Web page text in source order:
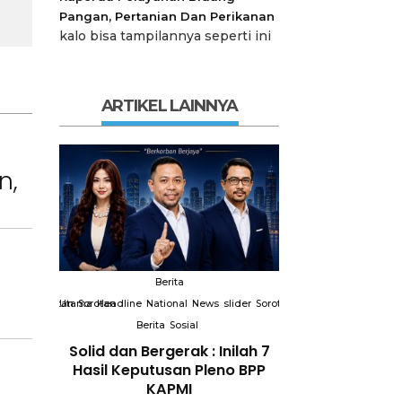
Pangan, Pertanian Dan Perikanan
kalo bisa tampilannya seperti ini
ARTIKEL LAINNYA
Sorotan Sorotan
Berita
Utama Headline National News slider Sorotan
Berita Sosial
Solid dan Bergerak : Inilah 7
Hasil Keputusan Pleno BPP
KAPMI